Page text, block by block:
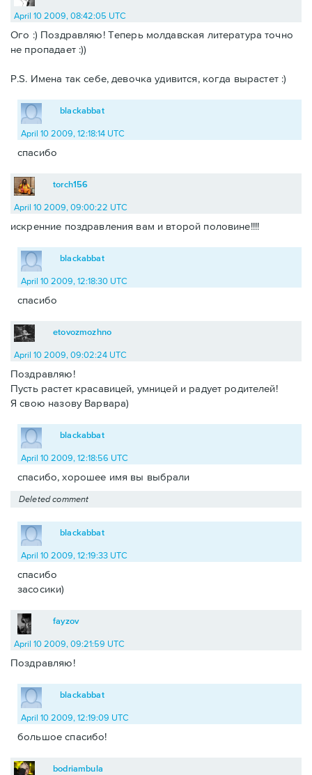
April 10 2009, 08:42:05 UTC
Ого :) Поздравляю! Теперь молдавская литература точно
не пропадает :))
P.S. Имена так себе, девочка удивится, когда вырастет :)
blackabbat
April 10 2009, 12:18:14 UTC
спасибо
torch156
April 10 2009, 09:00:22 UTC
искренние поздравления вам и второй половине!!!!
blackabbat
April 10 2009, 12:18:30 UTC
спасибо
etovozmozhno
April 10 2009, 09:02:24 UTC
Поздравляю!
Пусть растет красавицей, умницей и радует родителей!
Я свою назову Варвара)
blackabbat
April 10 2009, 12:18:56 UTC
спасибо, хорошее имя вы выбрали
Deleted comment
blackabbat
April 10 2009, 12:19:33 UTC
спасибо
засосики)
fayzov
April 10 2009, 09:21:59 UTC
Поздравляю!
blackabbat
April 10 2009, 12:19:09 UTC
большое спасибо!
bodriambula